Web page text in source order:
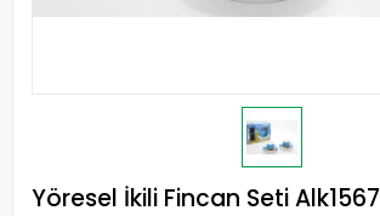
Yöresel İkili Fincan Seti Alk1567